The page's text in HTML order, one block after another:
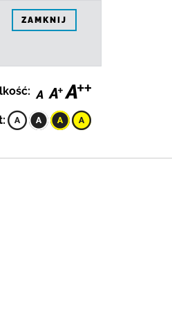
ZAMKNIJ